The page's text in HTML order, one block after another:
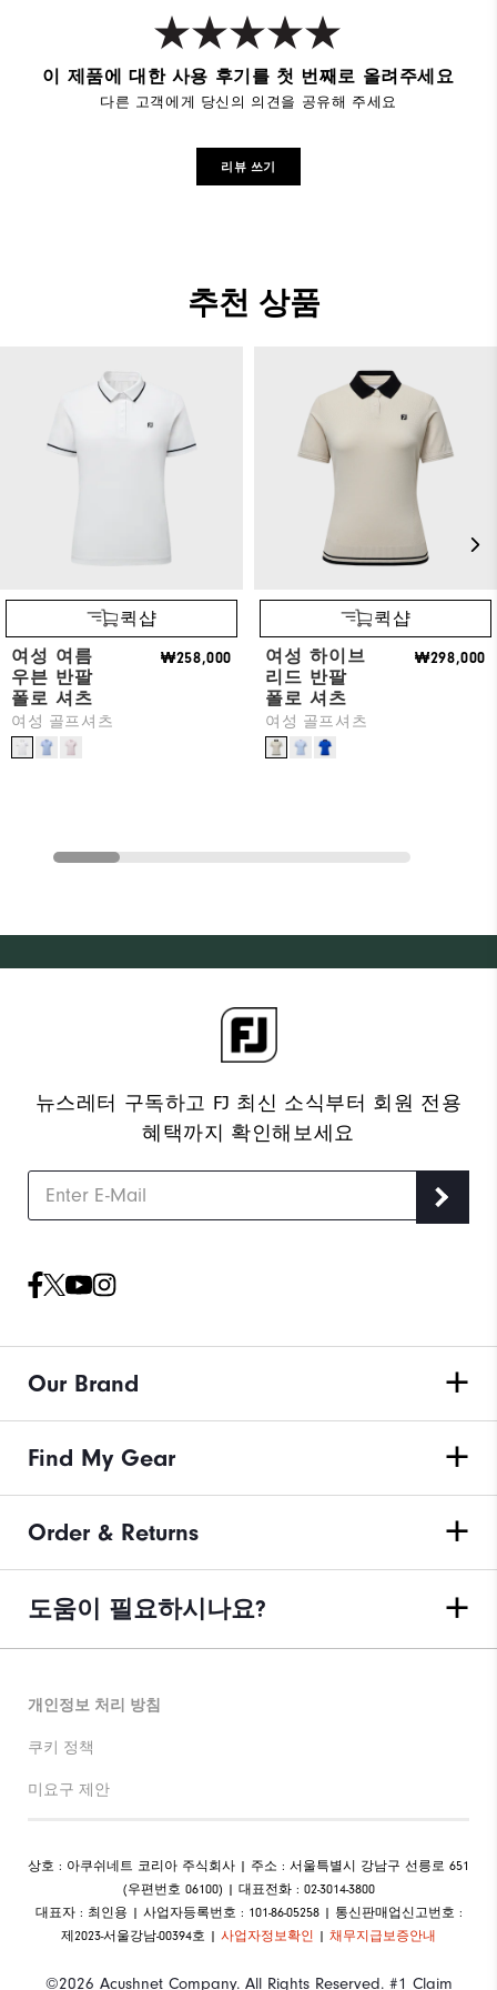
이 제품에 대한 사용 후기를 첫 번째로 올려주세요
다른 고객에게 당신의 의견을 공유해 주세요
리뷰 쓰기
추천 상품
퀵샵
여성 여름
우븐 반팔
폴로 셔츠
여성 골프셔츠
₩258,000
퀵샵
여성 하이브
리드 반팔
폴로 셔츠
여성 골프셔츠
₩298,000
뉴스레터 구독하고 FJ 최신 소식부터 회원 전용
혜택까지 확인해보세요
Our Brand
Find My Gear
Order & Returns
도움이 필요하시나요?
©2026 Acushnet Company. All Rights Reserved. #1 Claim
개인정보 처리 방침
쿠키 정책
미요구 제안
상호 : 아쿠쉬네트 코리아 주식회사 | 주소 : 서울특별시 강남구 선릉로 651
(우편번호 06100) | 대표전화 : 02-3014-3800
대표자 : 최인용 | 사업자등록번호 : 101-86-05258 | 통신판매업신고번호 :
제2023-서울강남-00394호 | 사업자정보확인 | 채무지급보증안내